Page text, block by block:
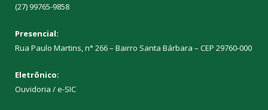
(27) 99765-9858
Presencial:
Rua Paulo Martins, n° 266 – Bairro Santa Bárbara – CEP 29760-000
Eletrônico:
Ouvidoria /e-SIC